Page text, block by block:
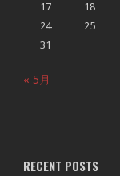
17
18
24
25
31
« 5月
RECENT POSTS